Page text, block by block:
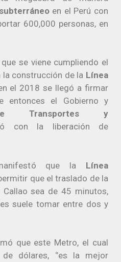
en el Perú con
600,000 personas, en
se viene cumpliendo el
construcción de la Línea
el 2018 se llegó a firmar
entonces el Gobierno y
Transportes y
con la liberación de
que la Línea
que el traslado de la
sea de 45 minutos,
suele tomar entre dos y
que este Metro, el cual
dólares, ‘’es la mejor